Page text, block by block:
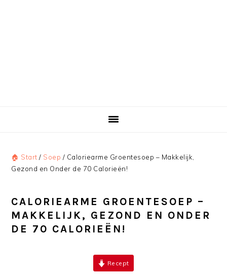
🏠 Start / Soep / Caloriearme Groentesoep – Makkelijk,
Gezond en Onder de 70 Calorieën!
CALORIEARME GROENTESOEP –
MAKKELIJK, GEZOND EN ONDER
DE 70 CALORIEËN!
Recept